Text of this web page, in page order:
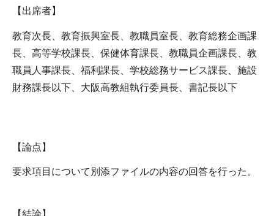
【出席者】
教育次長、教育振興室長、教職員室長、教育総務企画課
長、高等学校課長、保健体育課長、教職員企画課長、教
職員人事課長、福利課長、学校総務サービス課長、施設
財務課長以下、大阪高教組執行委員長、書記長以下
【論点】
要求項目について別添ファイルの内容の回答を行った。